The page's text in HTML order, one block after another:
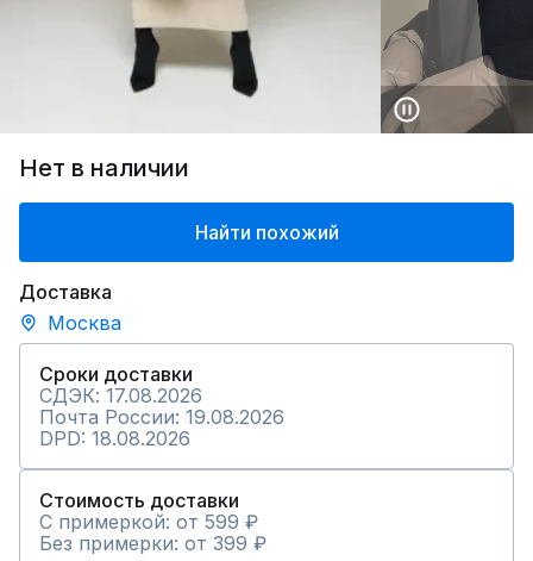
Нет в наличии
Найти похожий
Доставка
Москва
Сроки доставки
СДЭК: 17.08.2026
Почта России: 19.08.2026
DPD: 18.08.2026
Стоимость доставки
С примеркой: от 599 ₽
Без примерки: от 399 ₽